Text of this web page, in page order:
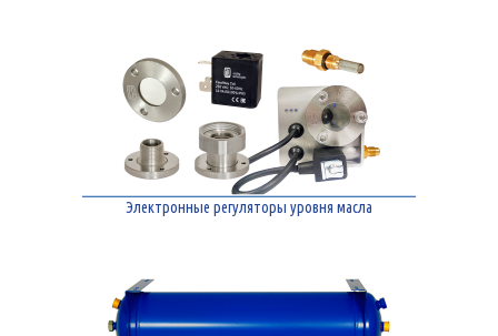
Электронные регуляторы уровня масла